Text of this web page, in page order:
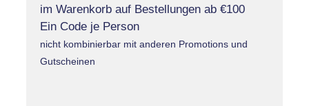
im Warenkorb auf Bestellungen ab €100
Ein Code je Person
nicht kombinierbar mit anderen Promotions und
Gutscheinen